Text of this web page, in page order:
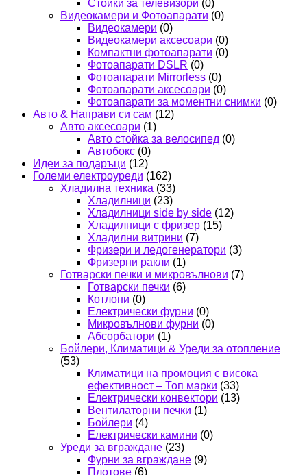
Стойки за телевизори (0)
Видеокамери и Фотоапарати (0)
Видеокамери (0)
Видеокамери аксесоари (0)
Компактни фотоапарати (0)
Фотоапарати DSLR (0)
Фотоапарати Mirrorless (0)
Фотоапарати аксесоари (0)
Фотоапарати за моментни снимки (0)
Авто & Направи си сам (12)
Авто аксесоари (1)
Авто стойка за велосипед (0)
Автобокс (0)
Идеи за подаръци (12)
Големи електроуреди (162)
Хладилна техника (33)
Хладилници (23)
Хладилници side by side (12)
Хладилници с фризер (15)
Хладилни витрини (7)
Фризери и ледогенератори (3)
Фризерни ракли (1)
Готварски печки и микровълнови (7)
Готварски печки (6)
Котлони (0)
Електрически фурни (0)
Микровълнови фурни (0)
Абсорбатори (1)
Бойлери, Климатици & Уреди за отопление
(53)
Климатици на промоция с висока
ефективност – Топ марки (33)
Електрически конвектори (13)
Вентилаторни печки (1)
Бойлери (4)
Електрически камини (0)
Уреди за вграждане (23)
Фурни за вграждане (9)
Плотове (6)